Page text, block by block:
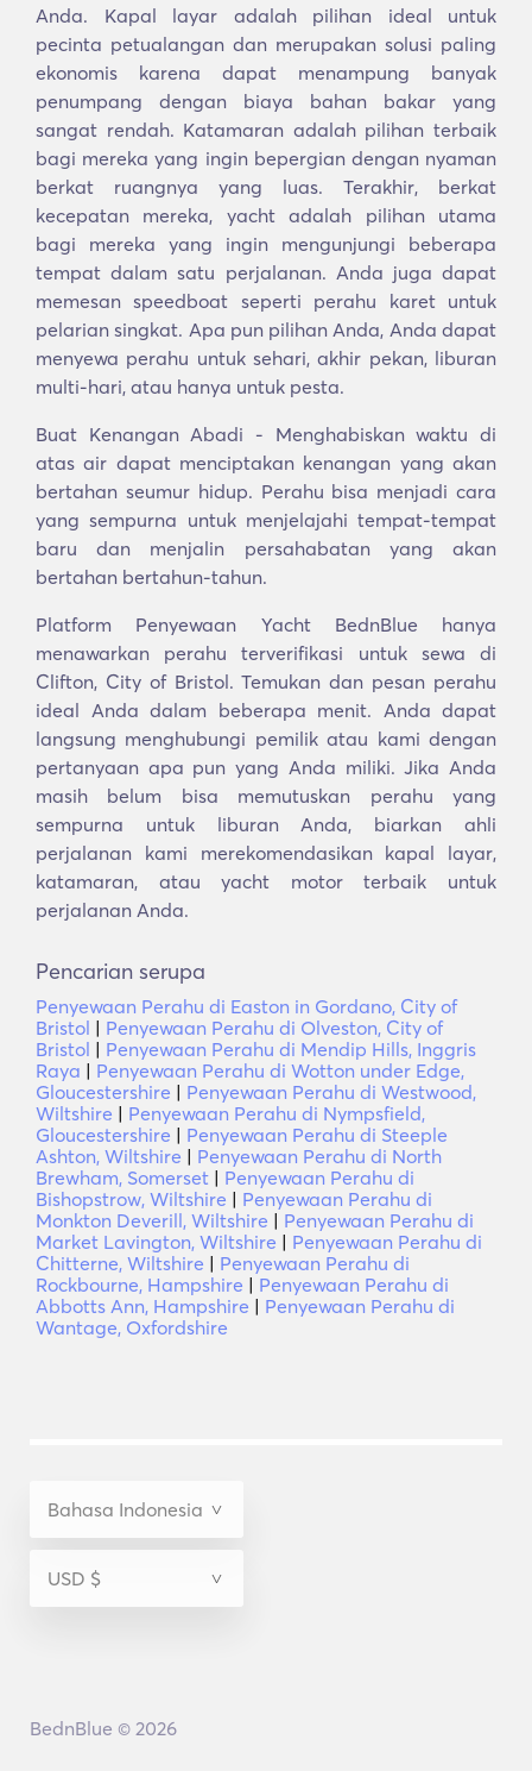
Anda. Kapal layar adalah pilihan ideal untuk
pecinta petualangan dan merupakan solusi paling
ekonomis karena dapat menampung banyak
penumpang dengan biaya bahan bakar yang
sangat rendah. Katamaran adalah pilihan terbaik
bagi mereka yang ingin bepergian dengan nyaman
berkat ruangnya yang luas. Terakhir, berkat
kecepatan mereka, yacht adalah pilihan utama
bagi mereka yang ingin mengunjungi beberapa
tempat dalam satu perjalanan. Anda juga dapat
memesan speedboat seperti perahu karet untuk
pelarian singkat. Apa pun pilihan Anda, Anda dapat
menyewa perahu untuk sehari, akhir pekan, liburan
multi-hari, atau hanya untuk pesta.
Buat Kenangan Abadi - Menghabiskan waktu di
atas air dapat menciptakan kenangan yang akan
bertahan seumur hidup. Perahu bisa menjadi cara
yang sempurna untuk menjelajahi tempat-tempat
baru dan menjalin persahabatan yang akan
bertahan bertahun-tahun.
Platform Penyewaan Yacht BednBlue hanya
menawarkan perahu terverifikasi untuk sewa di
Clifton, City of Bristol. Temukan dan pesan perahu
ideal Anda dalam beberapa menit. Anda dapat
langsung menghubungi pemilik atau kami dengan
pertanyaan apa pun yang Anda miliki. Jika Anda
masih belum bisa memutuskan perahu yang
sempurna untuk liburan Anda, biarkan ahli
perjalanan kami merekomendasikan kapal layar,
katamaran, atau yacht motor terbaik untuk
perjalanan Anda.
Pencarian serupa
Penyewaan Perahu di Easton in Gordano, City of
Bristol | Penyewaan Perahu di Olveston, City of
Bristol | Penyewaan Perahu di Mendip Hills, Inggris
Raya | Penyewaan Perahu di Wotton under Edge,
Gloucestershire | Penyewaan Perahu di Westwood,
Wiltshire | Penyewaan Perahu di Nympsfield,
Gloucestershire | Penyewaan Perahu di Steeple
Ashton, Wiltshire | Penyewaan Perahu di North
Brewham, Somerset | Penyewaan Perahu di
Bishopstrow, Wiltshire | Penyewaan Perahu di
Monkton Deverill, Wiltshire | Penyewaan Perahu di
Market Lavington, Wiltshire | Penyewaan Perahu di
Chitterne, Wiltshire | Penyewaan Perahu di
Rockbourne, Hampshire | Penyewaan Perahu di
Abbotts Ann, Hampshire | Penyewaan Perahu di
Wantage, Oxfordshire
BednBlue © 2026